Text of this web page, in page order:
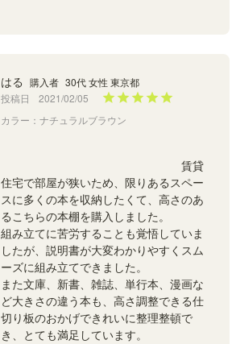
はる 購入者 30代 女性 東京都
投稿日
2021/02/05
カラー：ナチュラルブラウン
住宅で部屋が狭いため、限りあるスペー
スに多くの本を収納したくて、高さのあ
るこちらの本棚を購入しました。
組み立てに苦労することも覚悟していま
したが、説明書が大変わかりやすくスム
ーズに組み立てできました。
また文庫、新書、雑誌、単行本、漫画な
ど大きさの違う本も、高さ調整できる仕
切り板のおかげできれいに整理整頓で
き、とても満足しています。